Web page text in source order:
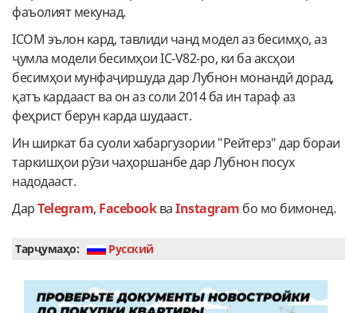
фаъолият мекунад.
ICOM эълон кард, тавлиди чанд модел аз бесимҳо, аз
ҷумла модели бесимҳои IC-V82-ро, ки ба аксҳои
бесимҳои мунфаҷиршуда дар Лубнон монандӣ дорад,
қатъ кардааст ва он аз соли 2014 ба ин тараф аз
феҳрист берун карда шудааст.
Ин ширкат ба суоли хабаргузории "Рейтерз" дар бораи
таркишҳои рӯзи чаҳоршанбе дар Лубнон посух
надодааст.
ДарTelegram, FacebookваInstagram бо мо бимонед.
Тарҷумаҳо: Руcский